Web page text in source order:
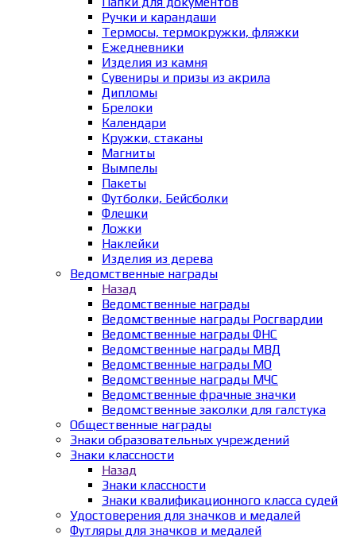
Ручки и карандаши
Термосы, термокружки, фляжки
Ежедневники
Изделия из камня
Сувениры и призы из акрила
Дипломы
Брелоки
Календари
Кружки, стаканы
Магниты
Вымпелы
Пакеты
Футболки, Бейсболки
Флешки
Ложки
Наклейки
Изделия из дерева
Ведомственные награды
Назад
Ведомственные награды
Ведомственные награды Росгвардии
Ведомственные награды ФНС
Ведомственные награды МВД
Ведомственные награды МО
Ведомственные награды МЧС
Ведомственные фрачные значки
Ведомственные заколки для галстука
Общественные награды
Знаки образовательных учреждений
Знаки классности
Назад
Знаки классности
Знаки квалификационного класса судей
Удостоверения для значков и медалей
Футляры для значков и медалей